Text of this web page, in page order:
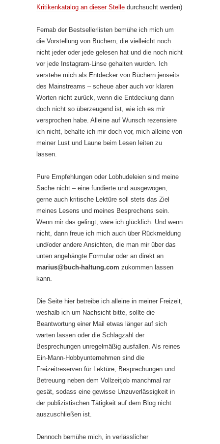
Kritikenkatalog an dieser Stelle durchsucht werden)
Fernab der Bestsellerlisten bemühe ich mich um
die Vorstellung von Büchern, die vielleicht noch
nicht jeder oder jede gelesen hat und die noch nicht
vor jede Instagram-Linse gehalten wurden. Ich
verstehe mich als Entdecker von Büchern jenseits
des Mainstreams – scheue aber auch vor klaren
Worten nicht zurück, wenn die Entdeckung dann
doch nicht so überzeugend ist, wie ich es mir
versprochen habe. Alleine auf Wunsch rezensiere
ich nicht, behalte ich mir doch vor, mich alleine von
meiner Lust und Laune beim Lesen leiten zu
lassen.
Pure Empfehlungen oder Lobhudeleien sind meine
Sache nicht – eine fundierte und ausgewogen,
gerne auch kritische Lektüre soll stets das Ziel
meines Lesens und meines Besprechens sein.
Wenn mir das gelingt, wäre ich glücklich. Und wenn
nicht, dann freue ich mich auch über Rückmeldung
und/oder andere Ansichten, die man mir über das
unten angehängte Formular oder an direkt an
marius@buch-haltung.com zukommen lassen
kann.
Die Seite hier betreibe ich alleine in meiner Freizeit,
weshalb ich um Nachsicht bitte, sollte die
Beantwortung einer Mail etwas länger auf sich
warten lassen oder die Schlagzahl der
Besprechungen unregelmäßig ausfallen. Als reines
Ein-Mann-Hobbyunternehmen sind die
Freizeitreserven für Lektüre, Besprechungen und
Betreuung neben dem Vollzeitjob manchmal rar
gesät, sodass eine gewisse Unzuverlässigkeit in
der publizistischen Tätigkeit auf dem Blog nicht
auszuschließen ist.
Dennoch bemühe mich, in verlässlicher